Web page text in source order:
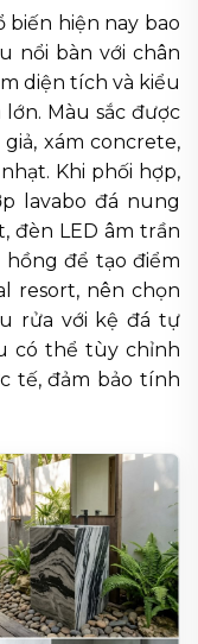
biến hiện nay bao
nổi bàn với chân
diện tích và kiểu
Màu sắc được
xám concrete,
Khi phối hợp,
lavabo đá nung
đèn LED âm trần
hồng để tạo điểm
resort, nên chọn
rửa với kệ đá tự
có thể tùy chỉnh
tế, đảm bảo tính